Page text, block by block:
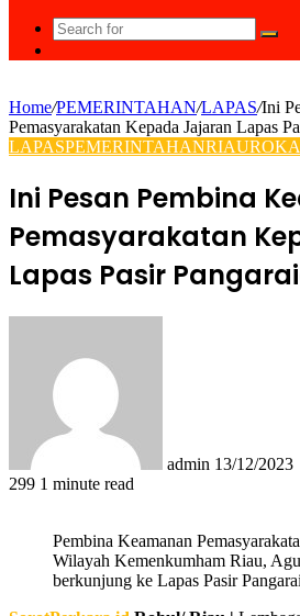
for
Home/PEMERINTAHAN/LAPAS/Ini
Pemasyarakatan Kepada Jajaran Lapas
LAPASPEMERINTAHANRIAU
Ini Pesan Pembina
Pemasyarakatan
Lapas Pasir
admin 13/12/2023
299 1 minute read
Pembina Keamanan
Wilayah Kemenkumham Riau,
berkunjung ke Lapas Pasir